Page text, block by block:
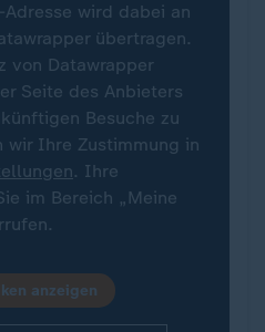
wird dabei an
übertragen.
von Datawrapper
Seite des Anbieters
Besuche zu
wir Ihre Zustimmung in
. Ihre
im Bereich „Meine
anzeigen